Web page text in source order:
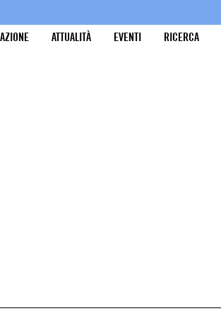
ATTUALITÀ EVENTI RICERCA